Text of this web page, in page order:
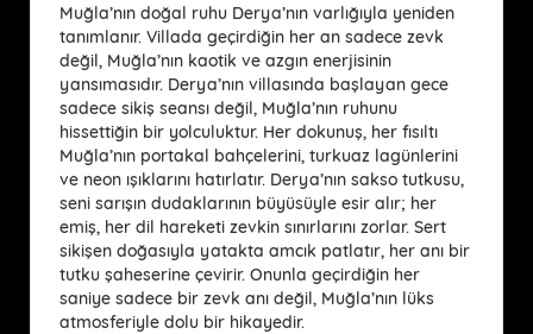
Muğla’nın doğal ruhu Derya’nın varlığıyla yeniden
tanımlanır. Villada geçirdiğin her an sadece zevk
değil, Muğla’nın kaotik ve azgın enerjisinin
yansımasıdır. Derya’nın villasında başlayan gece
sadece sikiş seansı değil, Muğla’nın ruhunu
hissettiğin bir yolculuktur. Her dokunuş, her fısıltı
Muğla’nın portakal bahçelerini, turkuaz lagünlerini
ve neon ışıklarını hatırlatır. Derya’nın sakso tutkusu,
seni sarışın dudaklarının büyüsüyle esir alır; her
emiş, her dil hareketi zevkin sınırlarını zorlar. Sert
sikişen doğasıyla yatakta amcık patlatır, her anı bir
tutku şaheserine çevirir. Onunla geçirdiğin her
saniye sadece bir zevk anı değil, Muğla’nın lüks
atmosferiyle dolu bir hikayedir.